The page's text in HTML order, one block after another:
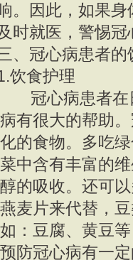
。因此，如果
时就医，警惕
、冠心病患者的
饮食护理
冠心病患者在
有很大的帮助
的食物。多吃
中含有丰富的
的吸收。还可
麦片来代替，
：豆腐、黄豆
防冠心病有一